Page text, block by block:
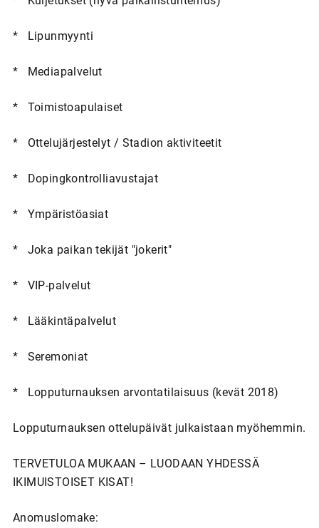
* Lipunmyynti
* Mediapalvelut
* Toimistoapulaiset
* Ottelujärjestelyt / Stadion aktiviteetit
* Dopingkontrolliavustajat
* Ympäristöasiat
* Joka paikan tekijät "jokerit"
* VIP-palvelut
* Lääkintäpalvelut
* Seremoniat
* Lopputurnauksen arvontatilaisuus (kevät 2018)
Lopputurnauksen ottelupäivät julkaistaan myöhemmin.
TERVETULOA MUKAAN – LUODAAN YHDESSÄ
IKIMUISTOISET KISAT!
Anomuslomake: